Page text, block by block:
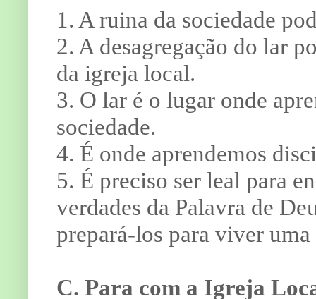
1. A ruina da sociedade
2. A desagregação do lar
da igreja local.
3. O lar é o lugar onde
sociedade.
4. É onde aprendemos
5. É preciso ser leal para
verdades da Palavra de
prepará-los para viver
C. Para com a Igreja